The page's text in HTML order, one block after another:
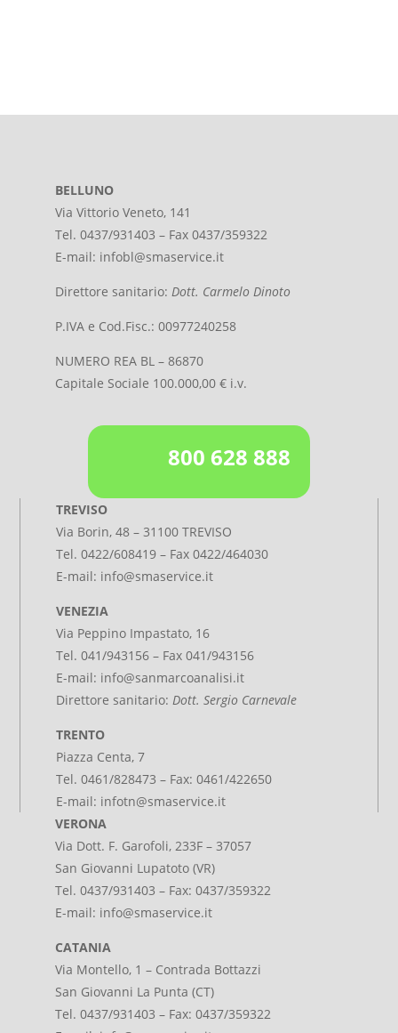
BELLUNO
Via Vittorio Veneto, 141
Tel. 0437/931403 – Fax 0437/359322
E-mail: infobl@smaservice.it
Direttore sanitario:Dott. Carmelo Dinoto
P.IVA e Cod.Fisc.: 00977240258
NUMERO REA BL – 86870
Capitale Sociale 100.000,00 € i.v.
800 628 888
TREVISO
Via Borin, 48 – 31100 TREVISO
Tel.0422/608419 – Fax 0422/464030
E-mail: info@smaservice.it
VENEZIA
Via Peppino Impastato, 16
Tel. 041/943156 – Fax 041/943156
E-mail: info@sanmarcoanalisi.it
Direttore sanitario:Dott. Sergio Carnevale
TRENTO
Piazza Centa, 7
Tel. 0461/828473 – Fax: 0461/422650
E-mail: infotn@smaservice.it
VERONA
Via Dott. F. Garofoli, 233F – 37057
San Giovanni Lupatoto (VR)
Tel. 0437/931403 – Fax: 0437/359322
E-mail: info@smaservice.it
CATANIA
Via Montello, 1 – Contrada Bottazzi
San Giovanni La Punta (CT)
Tel. 0437/931403 – Fax: 0437/359322